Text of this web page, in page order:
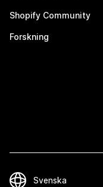
Shopify Community
Forskning